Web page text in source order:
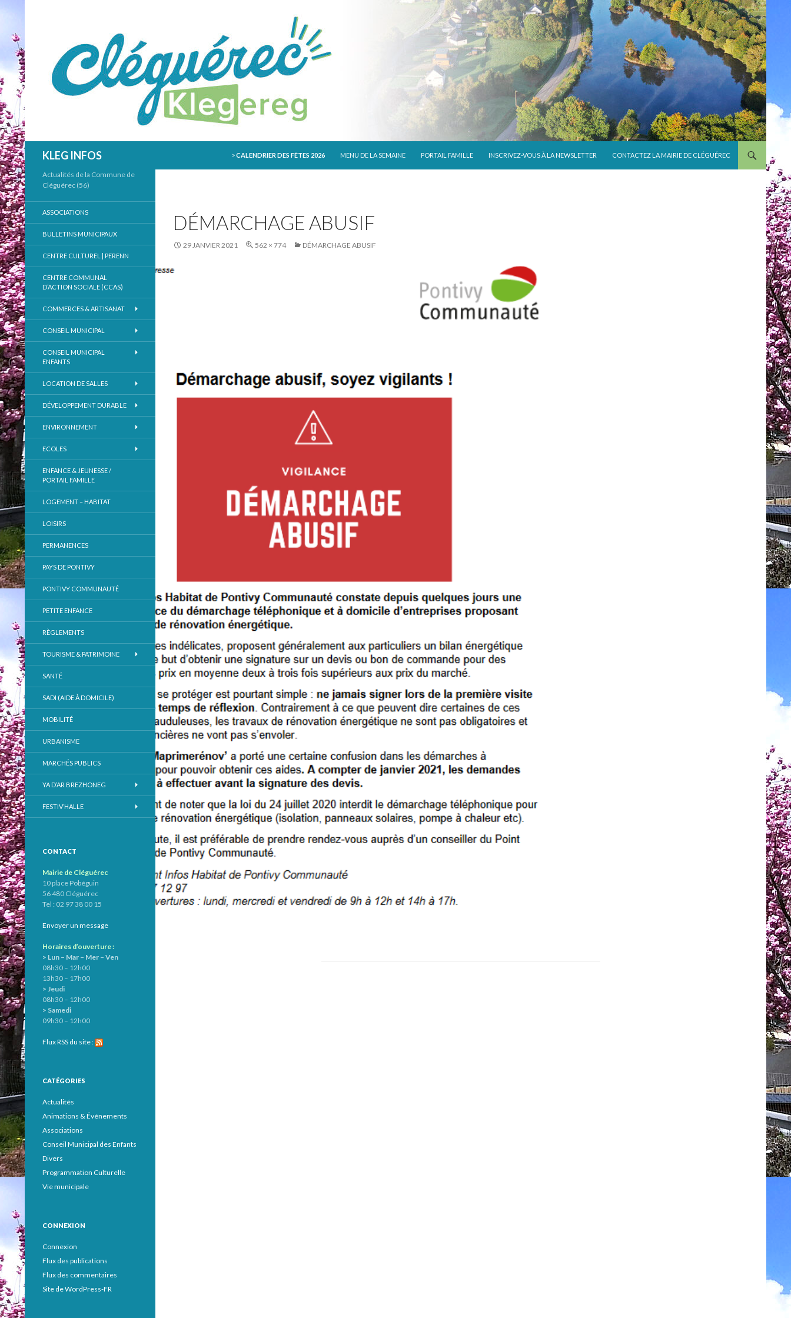
KLEG INFOS
>CALENDRIER DES FÊTES 2026 MENU DE LA SEMAINE PORTAIL FAMILLE INSCRIVEZ-VOUS À LA NEWSLETTER CONTACTEZ LA MAIRIE DE CLÉGUÉREC
DÉMARCHAGE ABUSIF
29 JANVIER 2021 562 × 774 DÉMARCHAGE ABUSIF
Actualités de la Commune de
Cléguérec (56)
ASSOCIATIONS
BULLETINS MUNICIPAUX
CENTRE CULTUREL | PERENN
CENTRE COMMUNAL
D’ACTION SOCIALE (CCAS)
COMMERCES & ARTISANAT
CONSEIL MUNICIPAL
CONSEIL MUNICIPAL
ENFANTS
LOCATION DE SALLES
DÉVELOPPEMENT DURABLE
ENVIRONNEMENT
ECOLES
ENFANCE & JEUNESSE /
PORTAIL FAMILLE
LOGEMENT – HABITAT
LOISIRS
PERMANENCES
PAYS DE PONTIVY
PONTIVY COMMUNAUTÉ
PETITE ENFANCE
RÈGLEMENTS
TOURISME & PATRIMOINE
SANTÉ
SADI (AIDE À DOMICILE)
MOBILITÉ
URBANISME
MARCHÉS PUBLICS
YA D’AR BREZHONEG
FESTIV’HALLE
CONTACT
Mairie de Cléguérec
10 place Pobéguin
56 480 Cléguérec
Tel : 02 97 38 00 15
Envoyer un message
Horaires d’ouverture :
> Lun – Mar – Mer – Ven
08h30 – 12h00
13h30 – 17h00
> Jeudi
08h30 – 12h00
> Samedi
09h30 – 12h00
Flux RSS du site :
CATÉGORIES
Actualités
Animations & Événements
Associations
Conseil Municipal des Enfants
Divers
Programmation Culturelle
Vie municipale
CONNEXION
Connexion
Flux des publications
Flux des commentaires
Site de WordPress-FR